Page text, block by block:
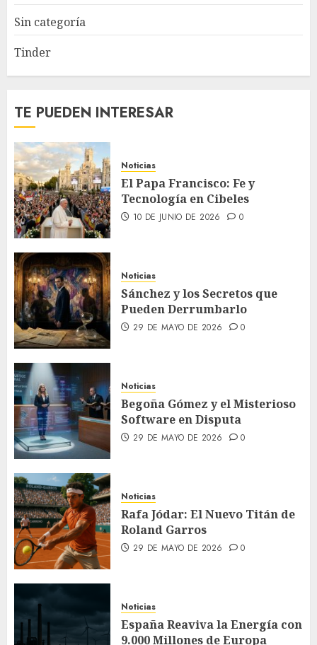
Sin categoría
Tinder
TE PUEDEN INTERESAR
Noticias
El Papa Francisco: Fe y
Tecnología en Cibeles
10 DE JUNIO DE 2026 0
Noticias
Sánchez y los Secretos que
Pueden Derrumbarlo
29 DE MAYO DE 2026 0
Noticias
Begoña Gómez y el Misterioso
Software en Disputa
29 DE MAYO DE 2026 0
Noticias
Rafa Jódar: El Nuevo Titán de
Roland Garros
29 DE MAYO DE 2026 0
Noticias
España Reaviva la Energía con
9.000 Millones de Europa